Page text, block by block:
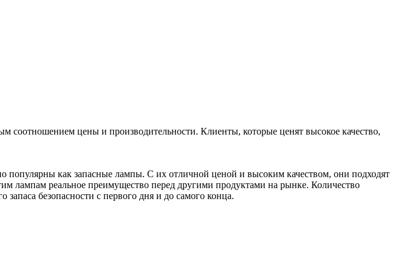
цены и производительности. Клиенты, которые ценят высокое качество,
как запасные лампы. С их отличной ценой и высоким качеством, они подходят
лампам реальное преимущество перед другими продуктами на рынке. Количество
безопасности с первого дня и до самого конца.